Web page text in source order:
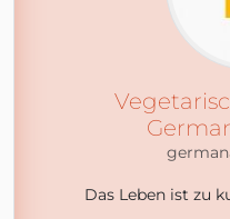
Das Leben ist zu